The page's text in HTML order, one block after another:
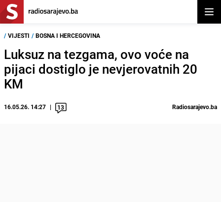
/ VIJESTI / BOSNA I HERCEGOVINA
Luksuz na tezgama, ovo voće na
pijaci dostiglo je nevjerovatnih 20
KM
16.05.26. 14:27 13 Radiosarajevo.ba